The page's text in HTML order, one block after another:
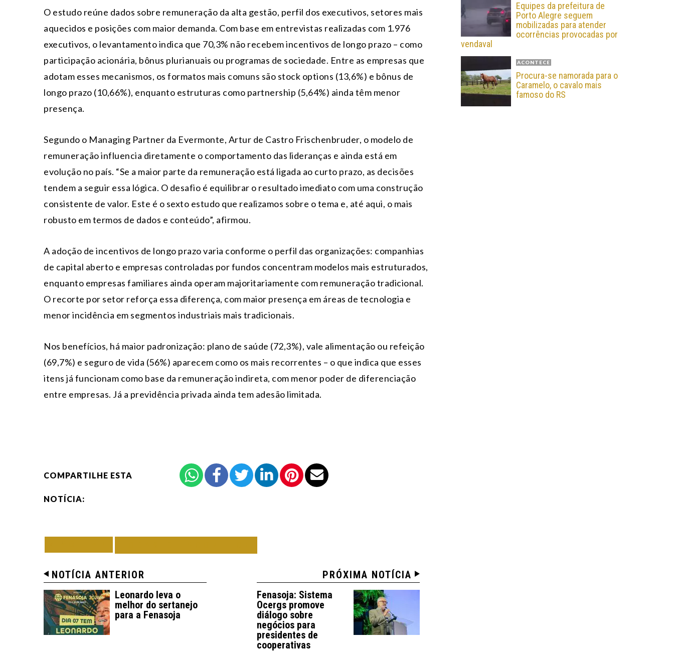
O estudo reúne dados sobre remuneração da alta gestão, perfil dos executivos, setores mais
aquecidos e posições com maior demanda. Com base em entrevistas realizadas com 1.976
executivos, o levantamento indica que 70,3% não recebem incentivos de longo prazo – como
participação acionária, bônus plurianuais ou programas de sociedade. Entre as empresas que
adotam esses mecanismos, os formatos mais comuns são stock options (13,6%) e bônus de
longo prazo (10,66%), enquanto estruturas como partnership (5,64%) ainda têm menor
presença.
Segundo o Managing Partner da Evermonte, Artur de Castro Frischenbruder, o modelo de
remuneração influencia diretamente o comportamento das lideranças e ainda está em
evolução no país. “Se a maior parte da remuneração está ligada ao curto prazo, as decisões
tendem a seguir essa lógica. O desafio é equilibrar o resultado imediato com uma construção
consistente de valor. Este é o sexto estudo que realizamos sobre o tema e, até aqui, o mais
robusto em termos de dados e conteúdo”, afirmou.
A adoção de incentivos de longo prazo varia conforme o perfil das organizações: companhias
de capital aberto e empresas controladas por fundos concentram modelos mais estruturados,
enquanto empresas familiares ainda operam majoritariamente com remuneração tradicional.
O recorte por setor reforça essa diferença, com maior presença em áreas de tecnologia e
menor incidência em segmentos industriais mais tradicionais.
Nos benefícios, há maior padronização: plano de saúde (72,3%), vale alimentação ou refeição
(69,7%) e seguro de vida (56%) aparecem como os mais recorrentes – o que indica que esses
itens já funcionam como base da remuneração indireta, com menor poder de diferenciação
entre empresas. Já a previdência privada ainda tem adesão limitada.
COMPARTILHE ESTA
NOTÍCIA:
NOTÍCIA ANTERIOR
Leonardo leva o
melhor do sertanejo
para a Fenasoja
PRÓXIMA NOTÍCIA
Fenasoja: Sistema
Ocergs promove
diálogo sobre
negócios para
presidentes de
cooperativas
Equipes da prefeitura de
Porto Alegre seguem
mobilizadas para atender
ocorrências provocadas por
vendaval
ACONTECE
Procura-se namorada para o
Caramelo, o cavalo mais
famoso do RS